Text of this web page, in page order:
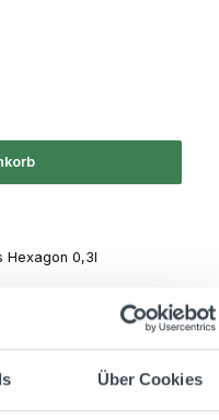
Über Cookies